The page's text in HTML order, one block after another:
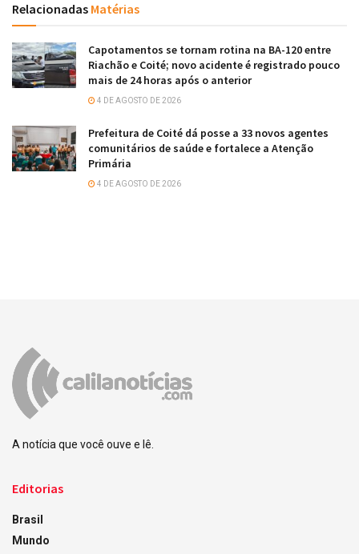
Relacionadas Matérias
Capotamentos se tornam rotina na BA-120 entre
Riachão e Coité; novo acidente é registrado pouco
mais de 24 horas após o anterior
4 DE AGOSTO DE 2026
Prefeitura de Coité dá posse a 33 novos agentes
comunitários de saúde e fortalece a Atenção
Primária
4 DE AGOSTO DE 2026
A notícia que você ouve e lê.
Editorias
Brasil
Mundo